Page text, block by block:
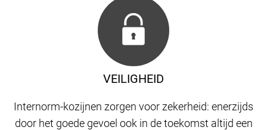
VEILIGHEID
Internorm-kozijnen zorgen voor zekerheid: enerzijds
door het goede gevoel ook in de toekomst altijd een